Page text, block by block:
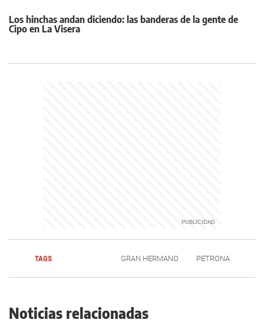
Los hinchas andan diciendo: las banderas de la gente de
Cipo en La Visera
TAGS GRAN HERMANO PETRONA
Noticias relacionadas